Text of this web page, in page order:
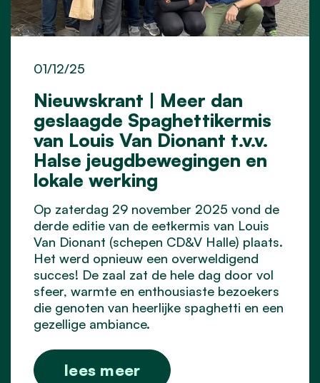
Nieuwskrant | Meer dan
geslaagde Spaghettikermis
van Louis Van Dionant t.v.v.
Halse jeugdbewegingen en
lokale werking
01/12/25
Op zaterdag 29 november 2025 vond de
derde editie van de eetkermis van Louis
Van Dionant (schepen CD&V Halle) plaats.
Het werd opnieuw een overweldigend
succes! De zaal zat de hele dag door vol
sfeer, warmte en enthousiaste bezoekers
die genoten van heerlijke spaghetti en een
gezellige ambiance.
lees meer